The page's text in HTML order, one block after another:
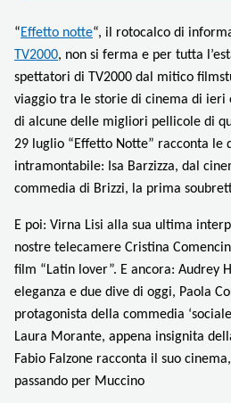
“Effetto notte“, il rotocalco di
TV2000, non si ferma e per tutta
spettatori di TV2000 dal mitico
viaggio tra le storie di cinema di ieri
di alcune delle migliori pellicole di
29 luglio “Effetto Notte” racconta le
intramontabile: Isa Barzizza, dal
commedia di Brizzi, la prima
E poi: Virna Lisi alla sua ultima
nostre telecamere Cristina
film “Latin lover”. E ancora: Audrey
eleganza e due dive di oggi, Paola
protagonista della commedia
Laura Morante, appena insignita
Fabio Falzone racconta il suo
passando per Muccino